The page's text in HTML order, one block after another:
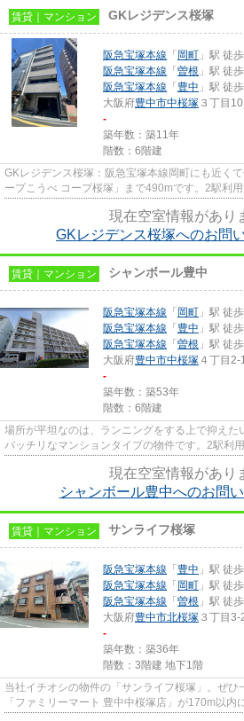
賃貸｜マンション GKレジデンス桜塚
阪急宝塚本線 「 岡町 」駅 徒
阪急宝塚本線 「 曽根 」駅 徒
阪急宝塚本線 「 豊中 」駅 徒
大阪府豊中市中桜塚 ３丁目
-
築年数：築11年
階数：6階建
GKレジデンス桜塚：阪急宝塚本線岡町にも近く
ープこうべ コープ桜塚」まで490mです。2駅利
現在空室情報があり
GKレジデンス桜塚へのお問
賃貸｜マンション シャンボール豊中
阪急宝塚本線 「 岡町 」駅 徒
阪急宝塚本線 「 豊中 」駅 徒
阪急宝塚本線 「 曽根 」駅 徒
大阪府豊中市中桜塚 ４丁目2-
-
築年数：築53年
階数：6階建
場所が平坦なのは、ランニングをする上で抑えた
バッチリなマンションタイプの物件です。2駅利
現在空室情報があり
シャンボール豊中へのお問
賃貸｜マンション サンライフ桜塚
阪急宝塚本線 「 豊中 」駅 徒
阪急宝塚本線 「 岡町 」駅 徒
阪急宝塚本線 「 曽根 」駅 徒
大阪府豊中市北桜塚 ３丁目3-
-
築年数：築36年
階数：3階建 地下1階
当社イチオシの物件の「サンライフ桜塚」。ぜひ
「ファミリーマート 豊中中桜塚店」が170m以内